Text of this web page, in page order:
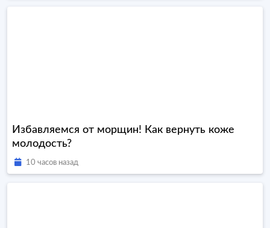
Избавляемся от морщин! Как вернуть коже
молодость?
10 часов назад